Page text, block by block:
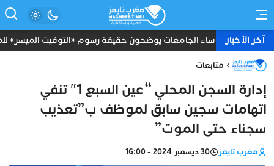
آخر الأخباررؤساء الجامعات يوضحون حقيقة رسوم «التوقيت الميسر»
متابعات
إدارة السجن المحلي “عين السبع 1″ تنفي
اتهامات سجين سابق لموظف ب”تعذيب
سجناء حتى الموت”
مغرب تايمز 30 ديسمبر 2024 - 16:00